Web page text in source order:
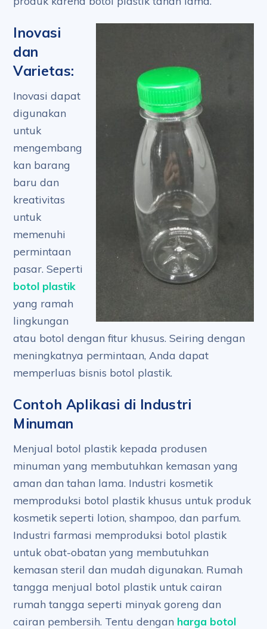
Inovasi
dan
Varietas:
Inovasi dapat
digunakan
untuk
mengembang
kan barang
baru dan
kreativitas
untuk
memenuhi
permintaan
pasar. Seperti
botol plastik
yang ramah
lingkungan
atau botol dengan fitur khusus. Seiring dengan
meningkatnya permintaan, Anda dapat
memperluas bisnis botol plastik.
Contoh Aplikasi di Industri
Minuman
Menjual botol plastik kepada produsen
minuman yang membutuhkan kemasan yang
aman dan tahan lama. Industri kosmetik
memproduksi botol plastik khusus untuk produk
kosmetik seperti lotion, shampoo, dan parfum.
Industri farmasi memproduksi botol plastik
untuk obat-obatan yang membutuhkan
kemasan steril dan mudah digunakan. Rumah
tangga menjual botol plastik untuk cairan
rumah tangga seperti minyak goreng dan
cairan pembersih. Tentu dengan harga botol